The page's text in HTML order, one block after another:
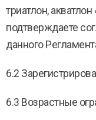
триатлон,
подтверждаете
данного
6.2
6.3 Возрастные